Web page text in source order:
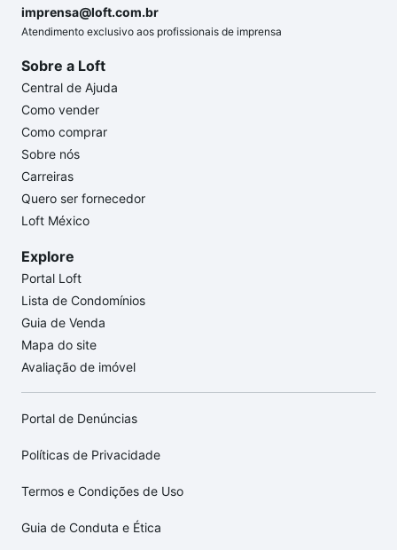
imprensa@loft.com.br
Atendimento exclusivo aos profissionais de imprensa
Sobre a Loft
Central de Ajuda
Como vender
Como comprar
Sobre nós
Carreiras
Quero ser fornecedor
Loft México
Explore
Portal Loft
Lista de Condomínios
Guia de Venda
Mapa do site
Avaliação de imóvel
Portal de Denúncias
Políticas de Privacidade
Termos e Condições de Uso
Guia de Conduta e Ética